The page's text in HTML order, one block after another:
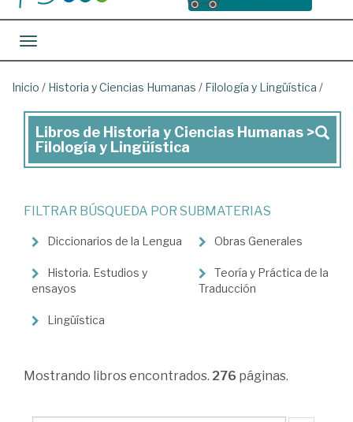
Toggle navigation
Inicio / Historia y Ciencias Humanas / Filología y Lingüística /
Libros
de
y
Ciencias
>
Filología
y
Libros de Historia y Ciencias Humanas >
Filología y Lingüística
FILTRAR BÚSQUEDA POR SUBMATERIAS
Diccionarios de la Lengua
Historia. Estudios y
ensayos
Lingüística
Obras Generales
Teoría y Práctica de la
Traducción
Mostrando libros encontrados. 276 páginas.